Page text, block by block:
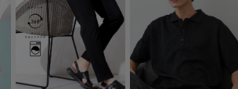
よりも色味が違って見える場合があります。ま
フォンなどの環境により、若干製品と画像のカラー